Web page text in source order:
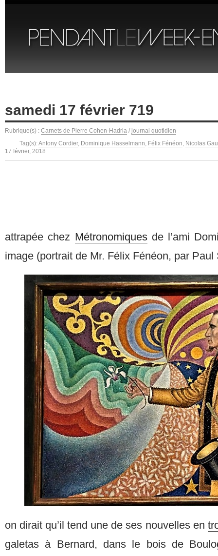
samedi 17 février 719
Rubrique(s) : Carnets de Pierre Cohen-Hadria / journal quotidien
Tag(s):Antony Cordier, Dominique Hasselmann, Félix Fénéon, Nicolas
17 février, 2018
attrapée chez Métronomiquesde l’ami
image (portrait de Mr. Félix Fénéon, par Paul
on dirait qu’il tend une de ses nouvelles en
galetas à Bernard, dans le bois de